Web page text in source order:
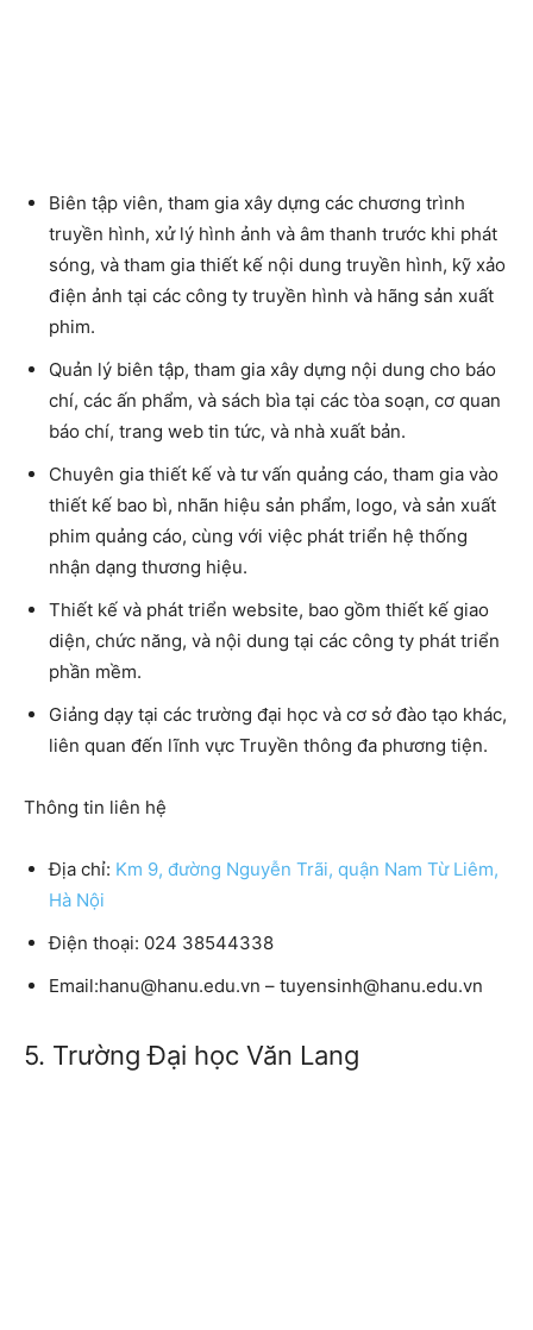
Biên tập viên, tham gia xây dựng các chương trình
truyền hình, xử lý hình ảnh và âm thanh trước khi phát
sóng, và tham gia thiết kế nội dung truyền hình, kỹ xảo
điện ảnh tại các công ty truyền hình và hãng sản xuất
phim.
Quản lý biên tập, tham gia xây dựng nội dung cho báo
chí, các ấn phẩm, và sách bìa tại các tòa soạn, cơ quan
báo chí, trang web tin tức, và nhà xuất bản.
Chuyên gia thiết kế và tư vấn quảng cáo, tham gia vào
thiết kế bao bì, nhãn hiệu sản phẩm, logo, và sản xuất
phim quảng cáo, cùng với việc phát triển hệ thống
nhận dạng thương hiệu.
Thiết kế và phát triển website, bao gồm thiết kế giao
diện, chức năng, và nội dung tại các công ty phát triển
phần mềm.
Giảng dạy tại các trường đại học và cơ sở đào tạo khác,
liên quan đến lĩnh vực Truyền thông đa phương tiện.
Thông tin liên hệ
Địa chỉ: Km 9, đường Nguyễn Trãi, quận Nam Từ Liêm,
Hà Nội
Điện thoại: 024 38544338
Email:hanu@hanu.edu.vn – tuyensinh@hanu.edu.vn
5. Trường Đại học Văn Lang